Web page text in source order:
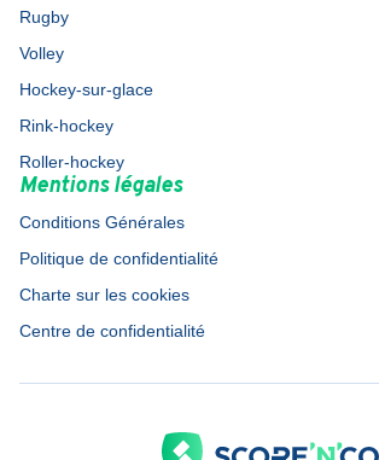
Rugby
Volley
Hockey-sur-glace
Rink-hockey
Roller-hockey
Mentions légales
Conditions Générales
Politique de confidentialité
Charte sur les cookies
Centre de confidentialité